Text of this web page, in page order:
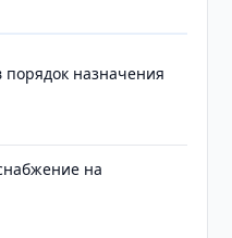
назначения
на